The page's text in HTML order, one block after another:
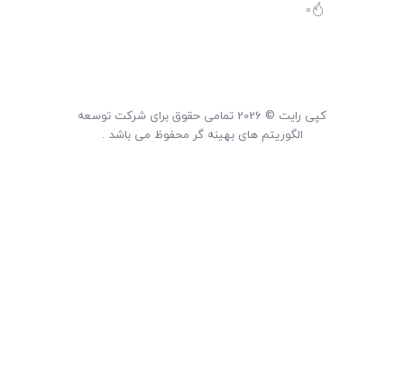
0
کپی رایت © 2026 تمامی حقوق برای شرکت توسعه
الگوریتم های بهینه گر محفوظ می باشد .